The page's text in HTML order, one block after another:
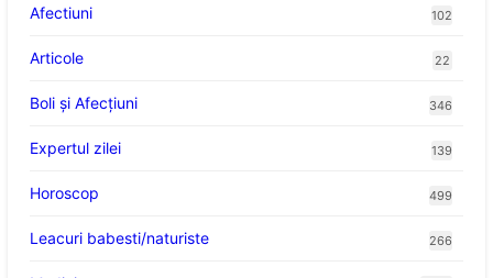
Afectiuni
102
Articole 22
Boli și Afecțiuni 346
Expertul zilei 139
Horoscop 499
Leacuri babesti/naturiste 266